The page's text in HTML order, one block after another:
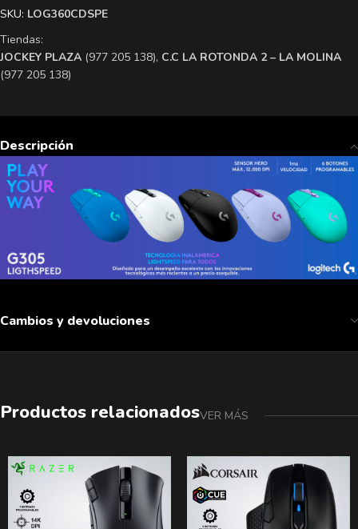
SKU: LOG360CDSPE
Tiendas:
​JOCKEY PLAZA (977 205 138), ​C.C LA ROTONDA 2 – LA MOLINA
(977 205 138)
Descripción
Cambios y devoluciones
Productos relacionadosVER MÁS